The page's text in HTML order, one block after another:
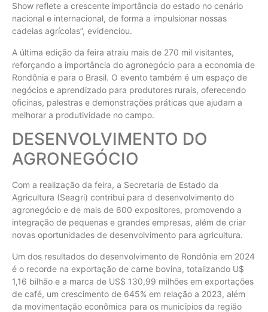
Show reflete a crescente importância do estado no cenário
nacional e internacional, de forma a impulsionar nossas
cadeias agrícolas”, evidenciou.
A última edição da feira atraiu mais de 270 mil visitantes,
reforçando a importância do agronegócio para a economia de
Rondônia e para o Brasil. O evento também é um espaço de
negócios e aprendizado para produtores rurais, oferecendo
oficinas, palestras e demonstrações práticas que ajudam a
melhorar a produtividade no campo.
DESENVOLVIMENTO DO
AGRONEGÓCIO
Com a realização da feira, a Secretaria de Estado da
Agricultura (Seagri) contribui para d desenvolvimento do
agronegócio e de mais de 600 expositores, promovendo a
integração de pequenas e grandes empresas, além de criar
novas oportunidades de desenvolvimento para agricultura.
Um dos resultados do desenvolvimento de Rondônia em 2024
é o recorde na exportação de carne bovina, totalizando U$
1,16 bilhão e a marca de US$ 130,99 milhões em exportações
de café, um crescimento de 645% em relação a 2023, além
da movimentação econômica para os municípios da região